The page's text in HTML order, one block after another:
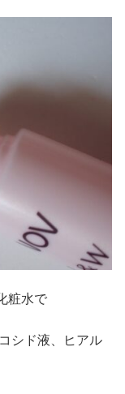
粧水で
シド液、ヒアル